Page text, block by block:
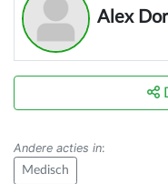
Alex
Andere acties in:
Medisch